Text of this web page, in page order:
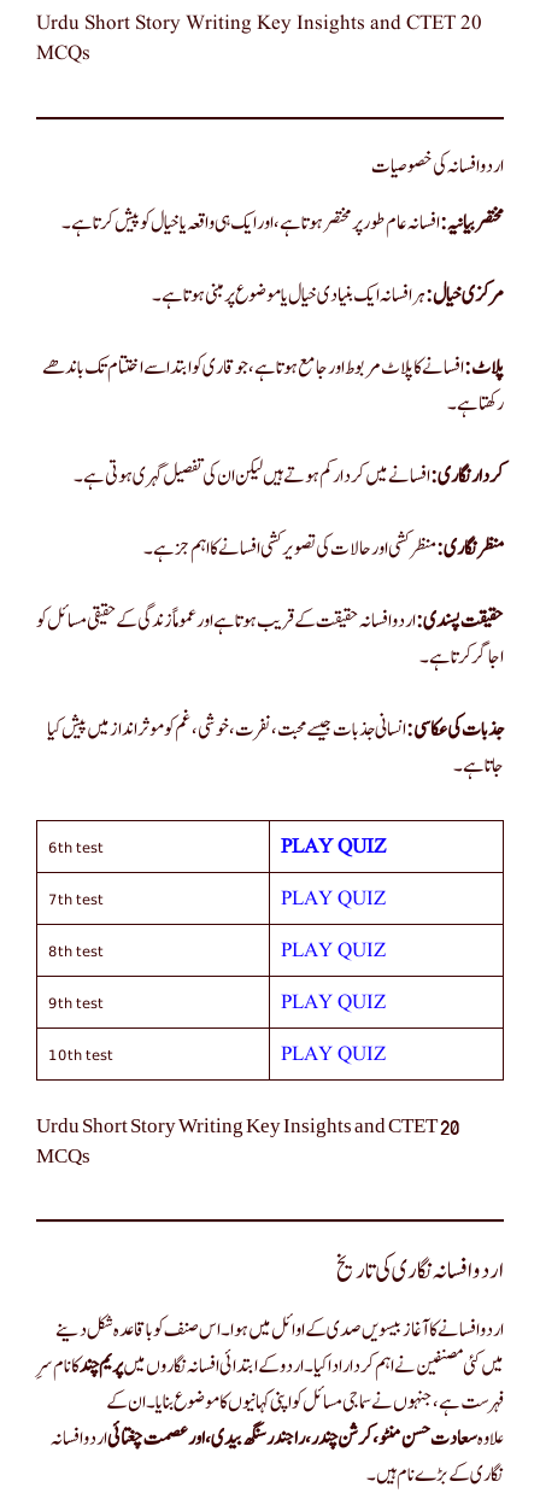
Urdu Short Story Writing Key Insights and CTET 20
MCQs
اردو افسانہ کی خصوصیات
مختصر بیانیہ:افسانہ عام طور پر مختصر ہوتا ہے، اور ایک ہی واقعہ یا خیال کو پیش کرتا ہے۔
مرکزی خیال:ہر افسانہ ایک بنیادی خیال یا موضوع پر مبنی ہوتا ہے۔
پلاٹ:افسانے کا پلاٹ مربوط اور جامع ہوتا ہے، جو قاری کو ابتدا سے اختتام تک باندھے
رکھتا ہے۔
کردار نگاری:افسانے میں کردار کم ہوتے ہیں لیکن ان کی تفصیل گہری ہوتی ہے۔
منظر نگاری:منظر کشی اور حالات کی تصویر کشی افسانے کا اہم جز ہے۔
حقیقت پسندی:اردو افسانہ حقیقت کے قریب ہوتا ہے اور عموماً زندگی کے حقیقی مسائل کو
اجاگر کرتا ہے۔
جذبات کی عکاسی:انسانی جذبات جیسے محبت، نفرت، خوشی، غم کو موثر انداز میں پیش کیا
جاتا ہے۔
6th test PLAY QUIZ
7th test PLAY QUIZ
8th test PLAY QUIZ
9th test PLAY QUIZ
10th test PLAY QUIZ
Urdu Short Story Writing Key Insights and CTET 20
MCQs
اردو افسانہ نگاری کی تاریخ
اردو افسانے کا آغاز بیسویں صدی کے اوائل میں ہوا۔ اس صنف کو باقاعدہ شکل دینے
میں کئی مصنفین نے اہم کردار ادا کیا۔ اردو کے ابتدائی افسانہ نگاروں میںپریم چندکا نام سرِ
فہرست ہے، جنہوں نے سماجی مسائل کو اپنی کہانیوں کا موضوع بنایا۔ ان کے
علاوہسعادت حسن منٹو، کرشن چندر، راجندر سنگھ بیدی، اور عصمت چغتائیاردو افسانہ
نگاری کے بڑے نام ہیں۔